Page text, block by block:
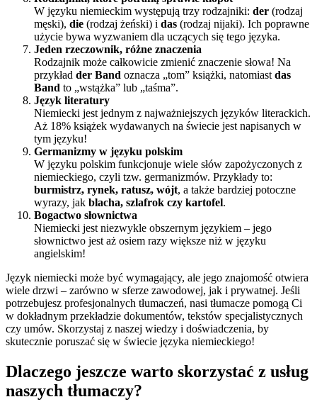
W języku niemieckim występują trzy rodzajniki: der (rodzaj
męski), die (rodzaj żeński) i das (rodzaj nijaki). Ich poprawne
użycie bywa wyzwaniem dla uczących się tego języka.
Jeden rzeczownik, różne znaczenia
Rodzajnik może całkowicie zmienić znaczenie słowa! Na
przykład der Band oznacza „tom” książki, natomiastdas
Band to „wstążka” lub „taśma”.
Język literatury
Niemiecki jest jednym z najważniejszych języków literackich.
Aż 18% książek wydawanych na świecie jest napisanych w
tym języku!
Germanizmy w języku polskim
W języku polskim funkcjonuje wiele słów zapożyczonych z
niemieckiego, czyli tzw. germanizmów. Przykłady to:
burmistrz, rynek, ratusz, wójt, a także bardziej potoczne
wyrazy, jak blacha, szlafrok czy kartofel.
Bogactwo słownictwa
Niemiecki jest niezwykle obszernym językiem – jego
słownictwo jest aż osiem razy większe niż w języku
angielskim!
Język niemiecki może być wymagający, ale jego znajomość otwiera
wiele drzwi – zarówno w sferze zawodowej, jak i prywatnej. Jeśli
potrzebujesz profesjonalnych tłumaczeń, nasi tłumacze pomogą Ci
w dokładnym przekładzie dokumentów, tekstów specjalistycznych
czy umów. Skorzystaj z naszej wiedzy i doświadczenia, by
skutecznie poruszać się w świecie języka niemieckiego!
Dlaczego jeszcze warto skorzystać z usług
naszych tłumaczy?